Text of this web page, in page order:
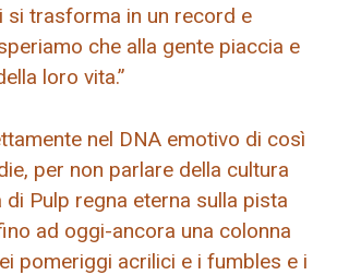
si trasforma in un record e
che alla gente piaccia e
loro vita.”
nel DNA emotivo di così
per non parlare della cultura
di Pulp regna eterna sulla pista
ad oggi-ancora una colonna
pomeriggi acrilici e i fumbles e i